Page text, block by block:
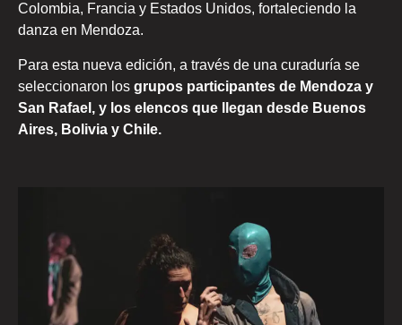
Colombia, Francia y Estados Unidos, fortaleciendo la
danza en Mendoza.
Para esta nueva edición, a través de una curaduría se
seleccionaron los grupos participantes de Mendoza y
San Rafael, y los elencos que llegan desde Buenos
Aires, Bolivia y Chile.